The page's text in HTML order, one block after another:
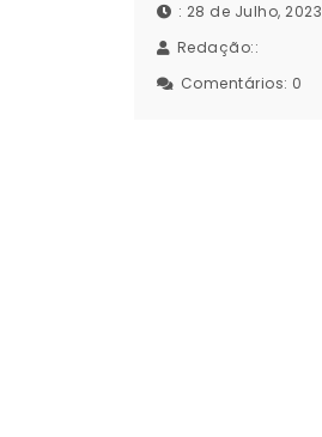
: 28 de Julho, 2023
Redação::
Comentários: 0